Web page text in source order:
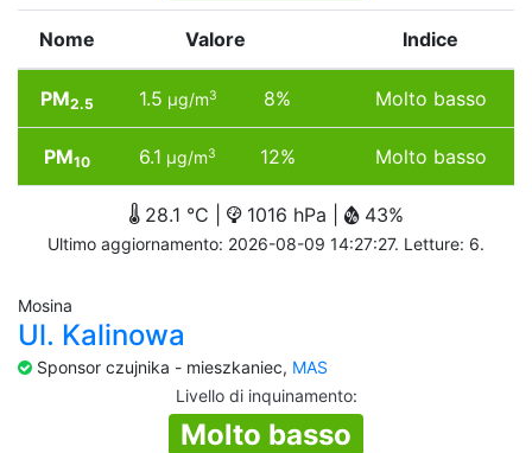
Nome Valore Indice
PM2.5 1.5 µg/m3 8% Molto basso
PM10 6.1 µg/m3 12% Molto basso
28.1 °C | 1016 hPa | 43%
Ultimo aggiornamento: 2026-08-09 14:27:27. Letture: 6.
Mosina
Ul. Kalinowa
Sponsor czujnika - mieszkaniec, MAS
Livello di inquinamento:
Molto basso